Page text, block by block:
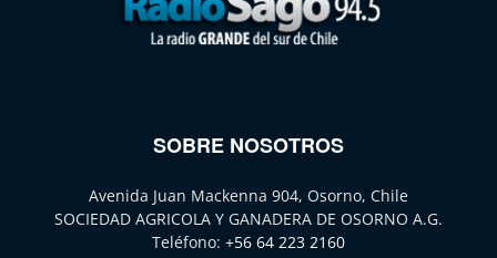
SOBRE NOSOTROS
Avenida Juan Mackenna 904, Osorno, Chile
SOCIEDAD AGRICOLA Y GANADERA DE OSORNO A.G.
Teléfono: +56 64 223 2160